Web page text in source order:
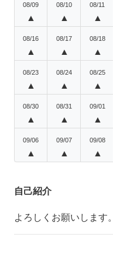
08/09
▲
08/10
▲
08/11
▲
08/16
▲
08/17
▲
08/18
▲
08/23
▲
08/24
▲
08/25
▲
08/30
▲
08/31
▲
09/01
▲
09/06
▲
09/07
▲
09/08
▲
自己紹介
よろしくお願いします。